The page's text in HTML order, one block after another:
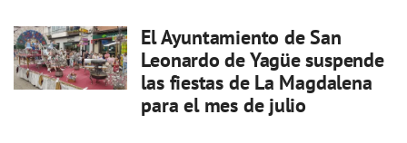
El Ayuntamiento de San
Leonardo de Yagüe suspende
las fiestas de La Magdalena
para el mes de julio